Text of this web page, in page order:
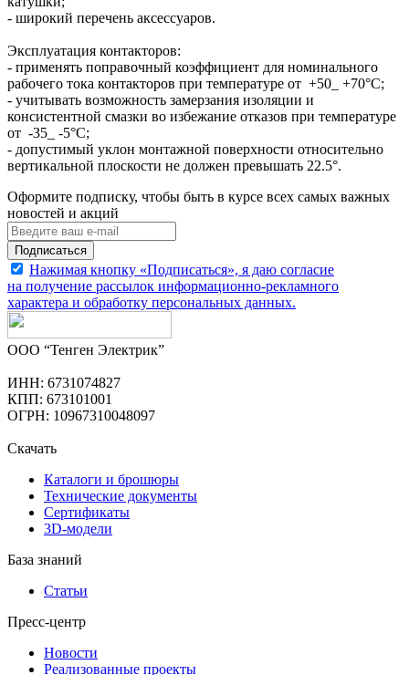
- широкий перечень аксессуаров.
Эксплуатация контакторов:
- применять поправочный коэффициент для номинального
рабочего тока контакторов при температуре от +50_ +70°С;
- учитывать возможность замерзания изоляции и
консистентной смазки во избежание отказов при температуре
от -35_ -5°С;
- допустимый уклон монтажной поверхности относительно
вертикальной плоскости не должен превышать 22.5°.
Оформите подписку, чтобы быть в курсе всех самых важных
новостей и акций
Подписаться
Нажимая кнопку «Подписаться», я даю согласие
на получение рассылок информационно-рекламного
характера и обработку персональных данных.
ООО “Тенген Электрик”
ИНН: 6731074827
КПП: 673101001
ОГРН: 10967310048097
Скачать
Каталоги и брошюры
Технические документы
Сертификаты
3D-модели
База знаний
Статьи
Пресс-центр
Новости
Реализованные проекты